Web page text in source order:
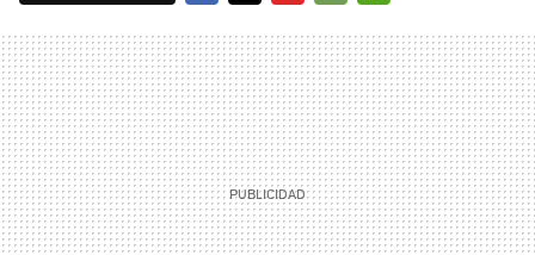
MAIL